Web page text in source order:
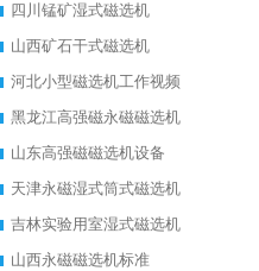
四川锰矿湿式磁选机
山西矿石干式磁选机
河北小型磁选机工作视频
黑龙江高强磁永磁磁选机
山东高强磁磁选机设备
天津永磁湿式筒式磁选机
吉林实验用室湿式磁选机
山西永磁磁选机标准